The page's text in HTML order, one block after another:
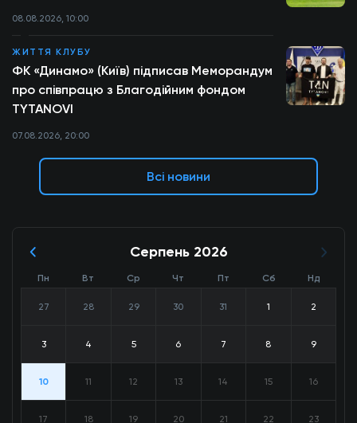
08.08.2026, 10:00
ЖИТТЯ КЛУБУ
ФК «Динамо» (Київ) підписав Меморандум
про співпрацю з Благодійним фондом
TYTANOVI
07.08.2026, 20:00
Всі новини
Серпень 2026
Пн Вт Ср Чт Пт Сб Нд
27 28 29 30 31 1 2
3 4 5 6 7 8 9
10 11 12 13 14 15 16
17 18 19 20 21 22 23